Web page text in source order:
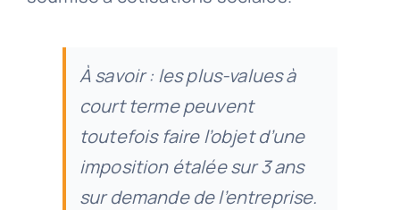
À savoir : les plus-values à
court terme peuvent
toutefois faire l’objet d’une
imposition étalée sur 3 ans
sur demande de l’entreprise.